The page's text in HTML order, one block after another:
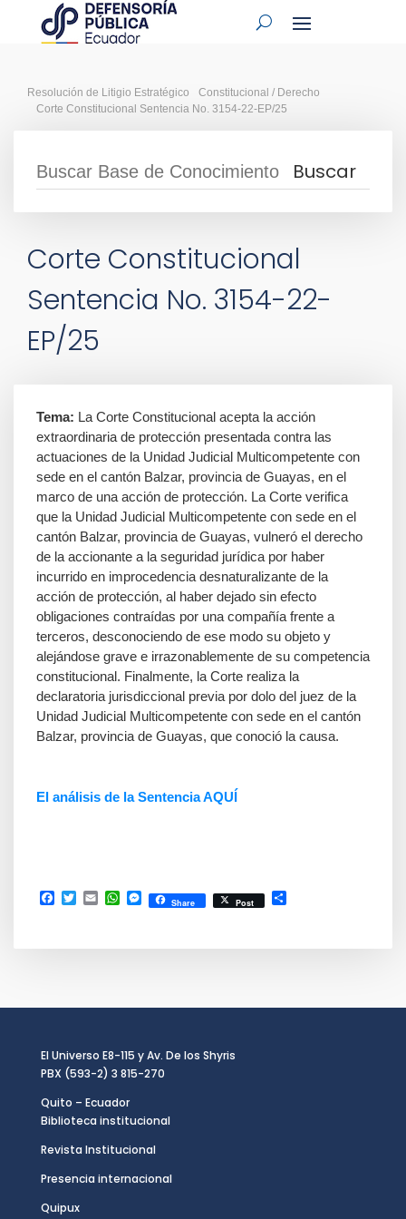
Resolución de Litigio Estratégico
Constitucional / Derecho
Corte Constitucional Sentencia No. 3154-22-EP/25
Corte Constitucional
Sentencia No. 3154-22-
EP/25
Tema: La Corte Constitucional acepta la acción
extraordinaria de protección presentada contra las
actuaciones de la Unidad Judicial Multicompetente con
sede en el cantón Balzar, provincia de Guayas, en el
marco de una acción de protección. La Corte verifica
que la Unidad Judicial Multicompetente con sede en el
cantón Balzar, provincia de Guayas, vulneró el derecho
de la accionante a la seguridad jurídica por haber
incurrido en improcedencia desnaturalizante de la
acción de protección, al haber dejado sin efecto
obligaciones contraídas por una compañía frente a
terceros, desconociendo de ese modo su objeto y
alejándose grave e irrazonablemente de su competencia
constitucional. Finalmente, la Corte realiza la
declaratoria jurisdiccional previa por dolo del juez de la
Unidad Judicial Multicompetente con sede en el cantón
Balzar, provincia de Guayas, que conoció la causa.
El análisis de la Sentencia AQUÍ
Facebook
TwitterEmailWhatsApp
Messenger
Share Post
El Universo E8-115 y Av. De los Shyris
PBX (593-2) 3 815-270
Quito – Ecuador
Biblioteca institucional
Revista Institucional
Presencia internacional
Quipux